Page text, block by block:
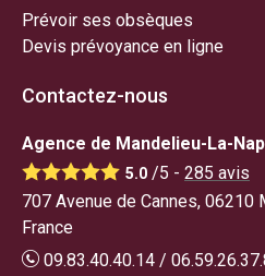
Prévoir ses obsèques
Devis prévoyance en ligne
Contactez-nous
Agence de Mandelieu-La-
5.0 /5 - 285 avis
707 Avenue de Cannes, 06210
France
09.83.40.40.14 /